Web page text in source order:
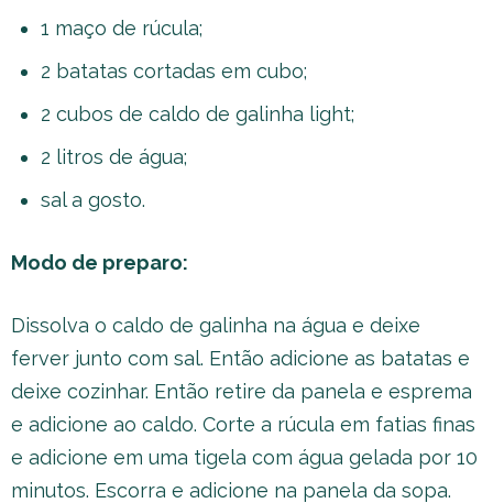
1 maço de rúcula;
2 batatas cortadas em cubo;
2 cubos de caldo de galinha light;
2 litros de água;
sal a gosto.
Modo de preparo:
Dissolva o caldo de galinha na água e deixe
ferver junto com sal. Então adicione as batatas e
deixe cozinhar. Então retire da panela e esprema
e adicione ao caldo. Corte a rúcula em fatias finas
e adicione em uma tigela com água gelada por 10
minutos. Escorra e adicione na panela da sopa.